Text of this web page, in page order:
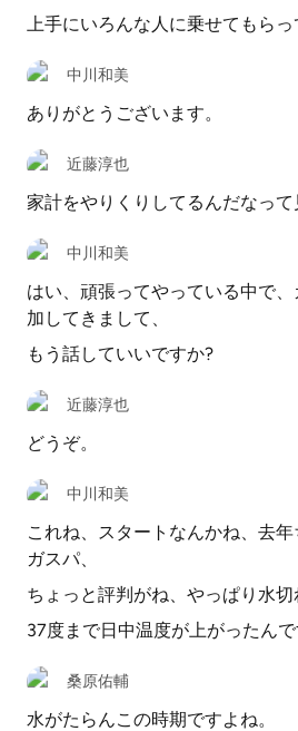
上手にいろんな人に乗せてもらっ
中川和美
ありがとうございます。
近藤淳也
家計をやりくりしてるんだなって
中川和美
はい、頑張ってやっている中で
加してきまして、
もう話していいですか?
近藤淳也
どうぞ。
中川和美
これね、スタートなんかね、去
ガスパ、
ちょっと評判がね、やっぱり水切
37度まで日中温度が上がったんで
桑原佑輔
水がたらんこの時期ですよね。